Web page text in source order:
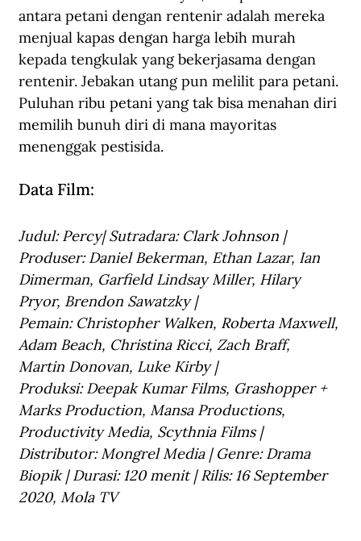
antara petani dengan rentenir adalah mereka
menjual kapas dengan harga lebih murah
kepada tengkulak yang bekerjasama dengan
rentenir. Jebakan utang pun melilit para petani.
Puluhan ribu petani yang tak bisa menahan diri
memilih bunuh diri di mana mayoritas
menenggak pestisida.
Data Film:
Judul: Percy| Sutradara: Clark Johnson |
Produser: Daniel Bekerman, Ethan Lazar, Ian
Dimerman, Garfield Lindsay Miller, Hilary
Pryor, Brendon Sawatzky |
Pemain: Christopher Walken, Roberta Maxwell,
Adam Beach, Christina Ricci, Zach Braff,
Martin Donovan, Luke Kirby |
Produksi: Deepak Kumar Films, Grashopper +
Marks Production, Mansa Productions,
Productivity Media, Scythnia Films |
Distributor: Mongrel Media | Genre: Drama
Biopik | Durasi: 120 menit | Rilis: 16 September
2020, Mola TV